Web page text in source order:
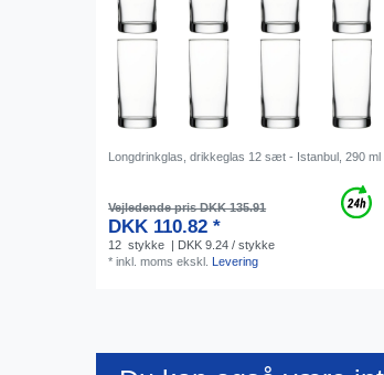
Longdrinkglas, drikkeglas 12 sæt - Istanbul, 290 ml
Vejledende pris DKK 135.91
DKK 110.82 *
12 stykke | DKK 9.24 / stykke
*inkl. moms ekskl. Levering